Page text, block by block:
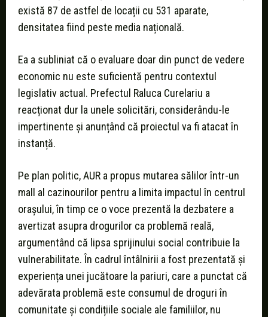
există 87 de astfel de locații cu 531 aparate,
densitatea fiind peste media națională.
Ea a subliniat că o evaluare doar din punct de vedere
economic nu este suficientă pentru contextul
legislativ actual. Prefectul Raluca Curelariu a
reacționat dur la unele solicitări, considerându-le
impertinente și anunțând că proiectul va fi atacat în
instanță.
Pe plan politic, AUR a propus mutarea sălilor într-un
mall al cazinourilor pentru a limita impactul în centrul
orașului, în timp ce o voce prezentă la dezbatere a
avertizat asupra drogurilor ca problemă reală,
argumentând că lipsa sprijinului social contribuie la
vulnerabilitate. În cadrul întâlnirii a fost prezentată și
experiența unei jucătoare la pariuri, care a punctat că
adevărata problemă este consumul de droguri în
comunitate și condițiile sociale ale familiilor, nu